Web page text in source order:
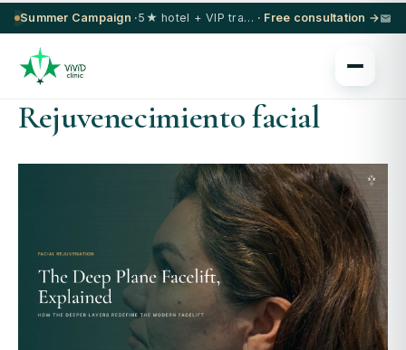
Summer Campaign · 5★ hotel + VIP transfer on select procedures · Free consultation →
Rejuvenecimiento facial